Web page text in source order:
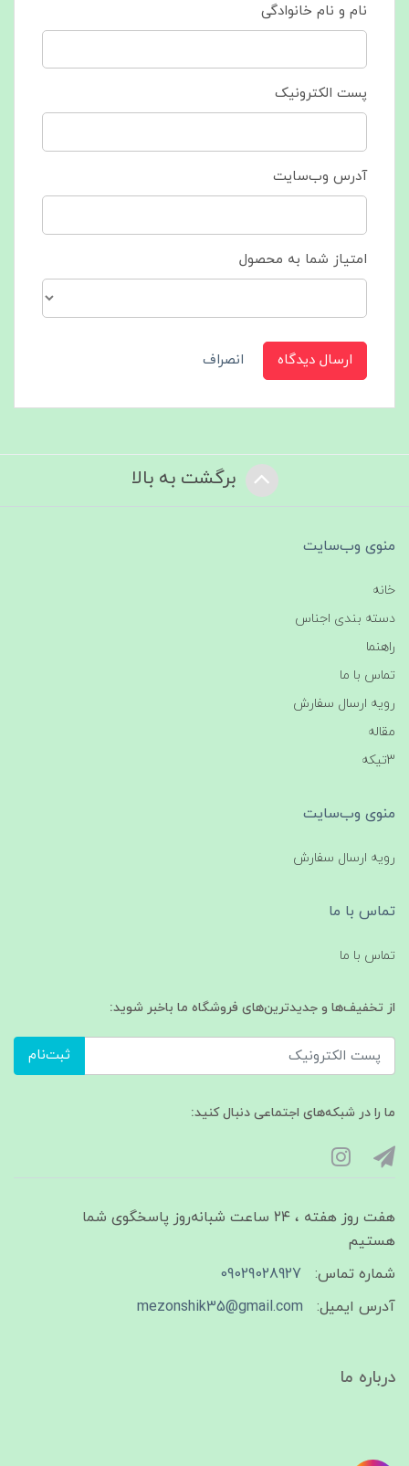
نام و نام خانوادگی
پست الکترونیک
آدرس وب‌سایت
امتیاز شما به محصول
ارسال دیدگاه انصراف
برگشت به بالا
منوی وب‌سایت
خانه
دسته بندی اجناس
راهنما
تماس با ما
رویه ارسال سفارش
مقاله
3تیکه
منوی وب‌سایت
رویه ارسال سفارش
تماس با ما
تماس با ما
از تخفیف‌ها و جدیدترین‌های فروشگاه ما باخبر شوید:
ثبت‌نام
ما را در شبکه‌های اجتماعی دنبال کنید:
هفت روز هفته ، ۲۴ ساعت شبانه‌روز پاسخگوی شما
هستیم
شماره تماس:
09029028927
آدرس ایمیل:
mezonshik35@gmail.com
درباره ما